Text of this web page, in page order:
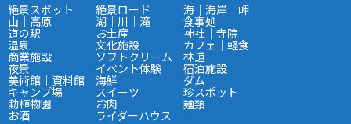
絶景スポット 絶景ロード 海｜海岸｜岬
山｜高原 湖｜川｜滝 食事処
道の駅 お土産 神社｜寺院
温泉 文化施設 カフェ｜軽食
商業施設 ソフトクリーム 林道
夜景 イベント体験 宿泊施設
美術館｜資料館 海鮮 ダム
キャンプ場 スイーツ 珍スポット
動植物園 お肉 麺類
お酒 ライダーハウス